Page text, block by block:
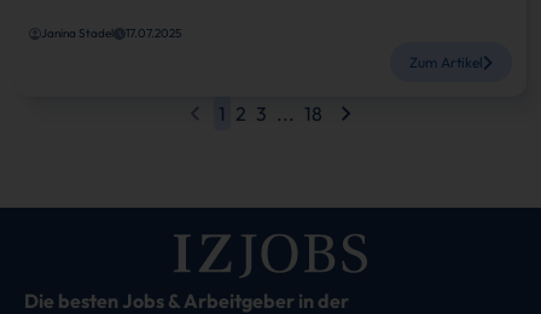
Janina Stadel 17.07.2025
Zum Artikel
1 2 3 ... 18
Die besten Jobs & Arbeitgeber in der